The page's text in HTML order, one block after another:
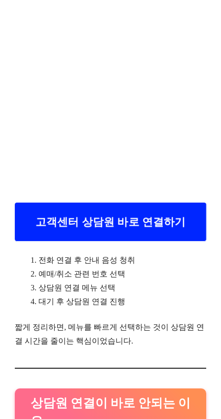
고객센터 상담원 바로 연결하기
전화 연결 후 안내 음성 청취
예매/취소 관련 번호 선택
상담원 연결 메뉴 선택
대기 후 상담원 연결 진행
짧게 정리하면, 메뉴를 빠르게 선택하는 것이 상담원 연
결 시간을 줄이는 핵심이었습니다.
상담원 연결이 바로 안되는 이